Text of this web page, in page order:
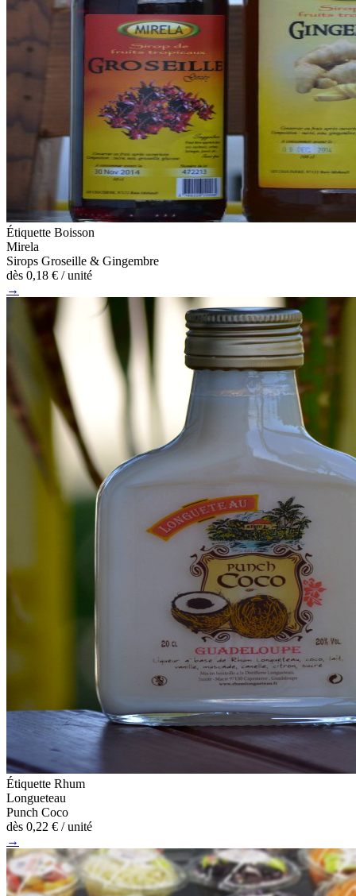
Étiquette Boisson
Mirela
Sirops Groseille & Gingembre
dès 0,18 € / unité
→
Étiquette Rhum
Longueteau
Punch Coco
dès 0,22 € / unité
→